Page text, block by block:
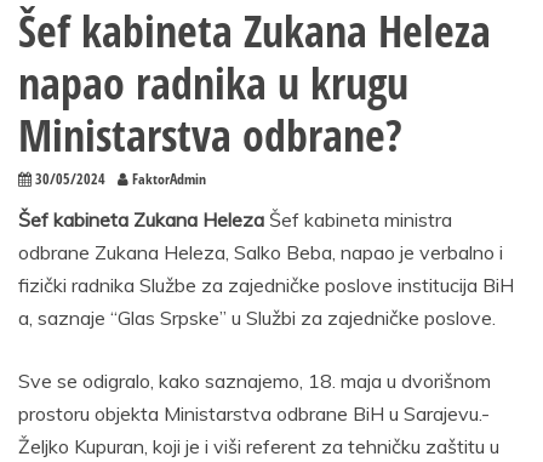
Šef kabineta Zukana Heleza
napao radnika u krugu
Ministarstva odbrane?
30/05/2024 FaktorAdmin
Šef kabineta Zukana Heleza Šef kabineta ministra
odbrane Zukana Heleza, Salko Beba, napao je verbalno i
fizički radnika Službe za zajedničke poslove institucija BiH
a, saznaje “Glas Srpske” u Službi za zajedničke poslove.
Sve se odigralo, kako saznajemo, 18. maja u dvorišnom
prostoru objekta Ministarstva odbrane BiH u Sarajevu.-
Željko Kupuran, koji je i viši referent za tehničku zaštitu u